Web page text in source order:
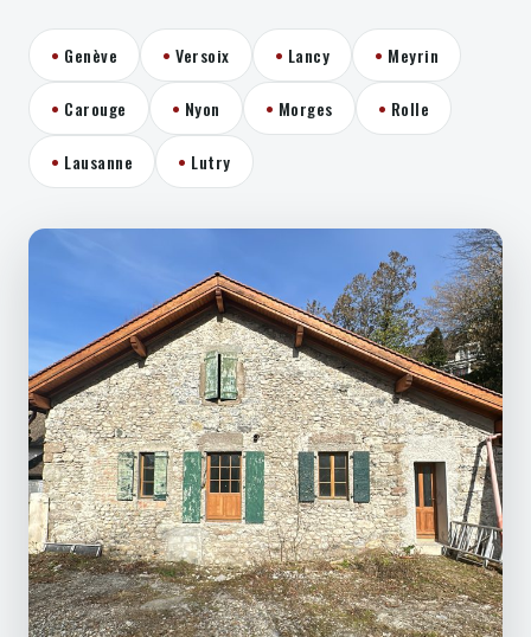
• Genève • Versoix • Lancy • Meyrin
• Carouge • Nyon • Morges • Rolle
• Lausanne • Lutry